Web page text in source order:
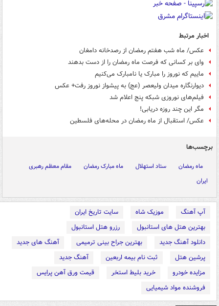
اخبار مرتبط
عکس/ ماه شب هفتم رمضان از رصدخانه دامغان
وای بر کسانی که فرصت ماه رمضان را از دست بدهند
ماییم که نوروز را مبارک یا نامبارک می‌کنیم
دیوارنگاره میدان ولیعصر (عج) به پیشواز نوروز رفت+ عکس
فیلم‌های نوروزی شبکه پنج اعلام شد
مگر این چند روزه دریابی!
عکس/ استقبال از ماه رمضان در محله‌های فلسطین
برچسب‌ها
ماه رمضان ستاد استهلال ماه مبارک رمضان
مقام معظم رهبری
ایران
آپ آهنگ موزیک شاه
سایت تاریخ ایران
بهترین هتل های استانبول
رزرو هتل استانبول
دانلود آهنگ جدید
بهترین جراح بینی ترمیمی
آهنگ های جدید
پرشین هتل
ثبت نام بیمه اربعین
آهنگ جدید
مزایده خودرو
خرید بلیط استخر
قیمت ورق آهن پرایس
فروشنده مواد شیمیایی